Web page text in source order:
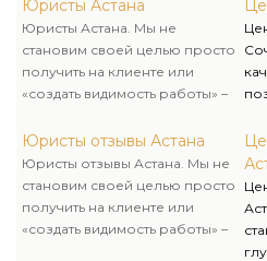
эффективные пути ее
решения, а еще
проинформировать клиента в
полном объеме о возможных
пути к желаемому итогу.
Юристы Астана
Юристы Астана. Мы не
становим своей целью просто
получить на клиенте или
«создать видимость работы» –
суть трудности, отыскать самые
эффективные пути ее
решения, а еще
проинформировать клиента в
полном объеме о возможных
Юристы отзывы Астана
Юристы отзывы Астана. Мы не
становим своей целью просто
получить на клиенте или
«создать видимость работы» –
и
их
и
их